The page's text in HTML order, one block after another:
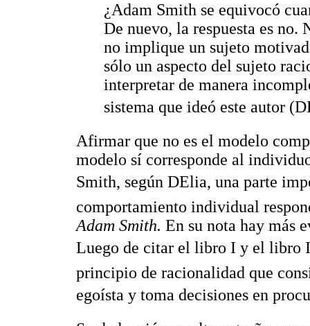
¿Adam Smith se equivocó
De nuevo, la respuesta es
no implique un sujeto
sólo un aspecto del sujeto
interpretar de manera
sistema que ideó este autor
Afirmar que no es el modelo
modelo sí corresponde al
Smith, según DElia, una parte
comportamiento individual
Adam Smith. En su nota hay más
Luego de citar el libro I y el libro
principio de racionalidad que
egoísta y toma decisiones en